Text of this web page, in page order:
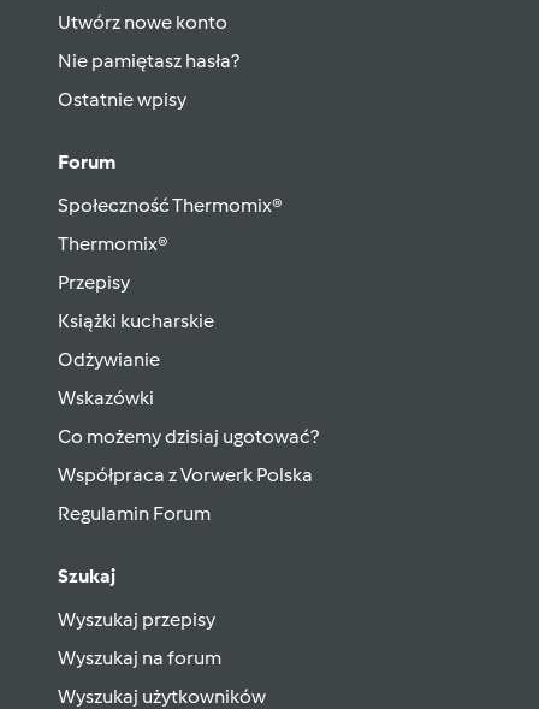
Utwórz nowe konto
Nie pamiętasz hasła?
Ostatnie wpisy
Forum
Społeczność Thermomix®
Thermomix®
Przepisy
Książki kucharskie
Odżywianie
Wskazówki
Co możemy dzisiaj ugotować?
Współpraca z Vorwerk Polska
Regulamin Forum
Szukaj
Wyszukaj przepisy
Wyszukaj na forum
Wyszukaj użytkowników